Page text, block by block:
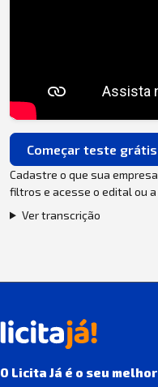
Começar teste grátis
Cadastre o que sua
filtros e acesse o edital ou a
Ver transcrição
O Licita Já é o seu